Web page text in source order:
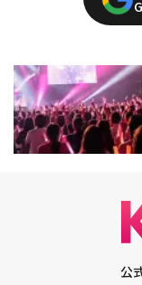
公